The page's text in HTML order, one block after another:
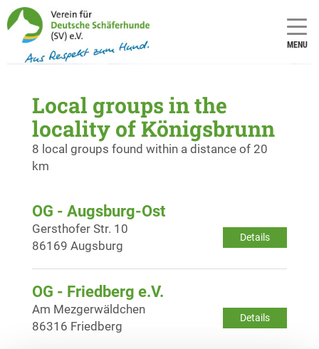
MENU
Local groups in the
locality of Königsbrunn
8 local groups found within a distance of 20
km
OG - Augsburg-Ost
Details
Gersthofer Str. 10
86169 Augsburg
OG - Friedberg e.V.
Details
Am Mezgerwäldchen
86316 Friedberg